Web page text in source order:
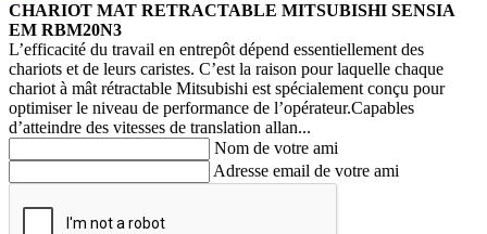
CHARIOT MAT RETRACTABLE MITSUBISHI SENSIA
EM RBM20N3
L’efficacité du travail en entrepôt dépend essentiellement des
chariots et de leurs caristes. C’est la raison pour laquelle chaque
chariot à mât rétractable Mitsubishi est spécialement conçu pour
optimiser le niveau de performance de l’opérateur.Capables
d’atteindre des vitesses de translation allan...
Nom de votre ami
Adresse email de votre ami